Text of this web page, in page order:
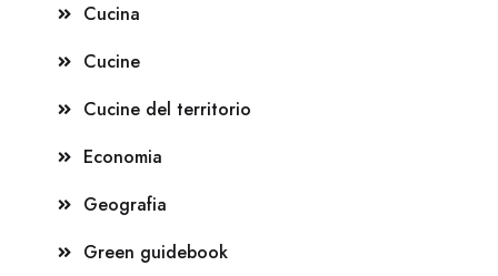
Cucina
Cucine
Cucine del territorio
Economia
Geografia
Green guidebook